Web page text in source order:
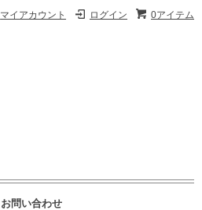
0アイテム
ログイン
マイアカウント
お問い合わせ